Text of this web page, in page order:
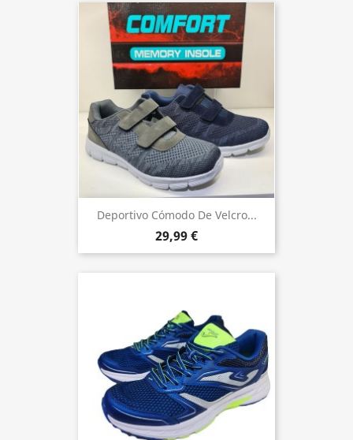
Deportivo Cómodo De Velcro...
29,99 €